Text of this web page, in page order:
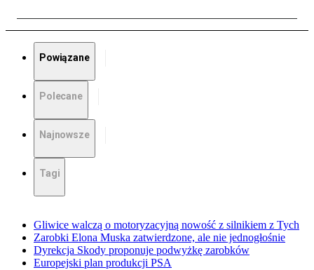
Powiązane
Polecane
Najnowsze
Tagi
Gliwice walczą o motoryzacyjną nowość z silnikiem z Tych
Zarobki Elona Muska zatwierdzone, ale nie jednogłośnie
Dyrekcja Skody proponuje podwyżkę zarobków
Europejski plan produkcji PSA